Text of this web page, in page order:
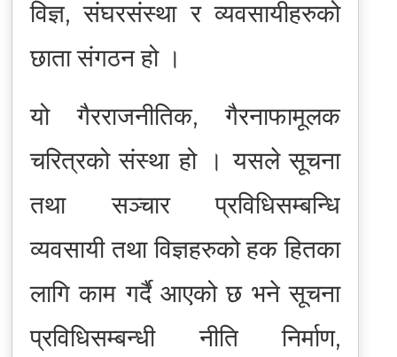
विज्ञ, संघरसंस्था र व्यवसायीहरुको
छाता संगठन हो ।
यो गैरराजनीतिक, गैरनाफामूलक
चरित्रको संस्था हो । यसले सूचना
तथा सञ्चार प्रविधिसम्बन्धि
व्यवसायी तथा विज्ञहरुको हक हितका
लागि काम गर्दै आएको छ भने सूचना
प्रविधिसम्बन्धी नीति निर्माण,